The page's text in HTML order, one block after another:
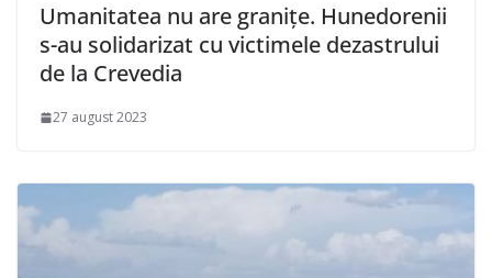
Umanitatea nu are granițe. Hunedorenii
s-au solidarizat cu victimele dezastrului
de la Crevedia
27 august 2023